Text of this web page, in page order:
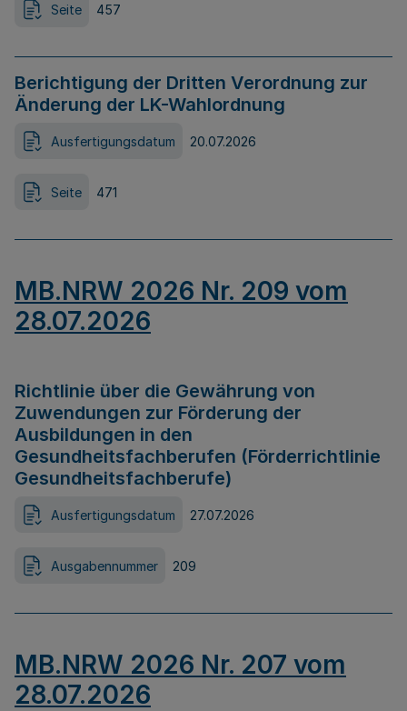
Seite 457
Berichtigung der Dritten Verordnung zur
Änderung der LK-Wahlordnung
Ausfertigungsdatum 20.07.2026
Seite 471
MB.NRW 2026 Nr. 209 vom
28.07.2026
Richtlinie über die Gewährung von
Zuwendungen zur Förderung der
Ausbildungen in den
Gesundheitsfachberufen (Förderrichtlinie
Gesundheitsfachberufe)
Ausfertigungsdatum 27.07.2026
Ausgabennummer 209
MB.NRW 2026 Nr. 207 vom
28.07.2026